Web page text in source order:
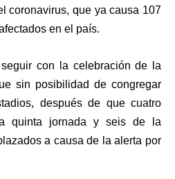
coronavirus, que ya causa 107
en el país.
seguir con la celebración de la
sin posibilidad de congregar
después de que cuatro
quinta jornada y seis de la
a causa de la alerta por